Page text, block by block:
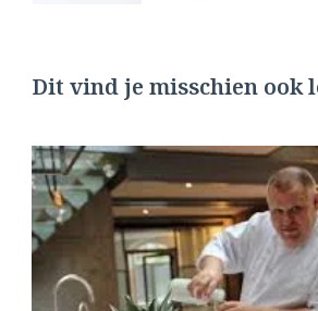
Dit vind je misschien ook